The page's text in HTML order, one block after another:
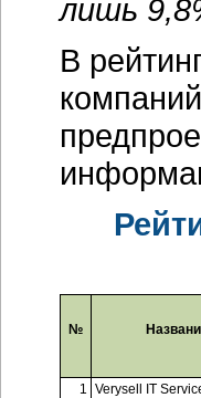
лишь
В
№
1 Verysell IT